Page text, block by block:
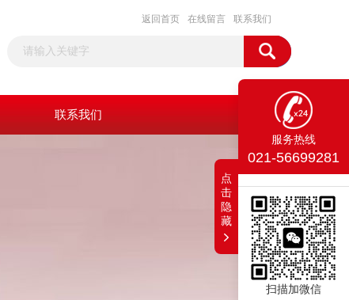
返回首页 在线留言 联系我们
联系我们
服务热线
021-56699281
扫描加微信
点
击
隐
藏